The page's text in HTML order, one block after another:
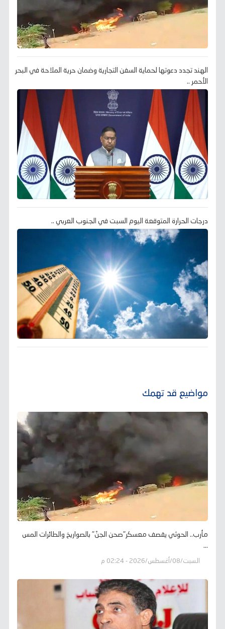
الهند تجدد دعوتها لحماية السفن التجارية وضمان حرية الملاحة في البحر
الأحمر ..
درجات الحرارة المتوقعة اليوم السبت في الجنوب العربي ..
مواضيع قد تهمك
مأرب.. الحوثي يقصف معسكر"صحن الجنّ" بالصواريخ والطائرات المس
...
السبت/08/أغسطس/2026 - 02:24 م